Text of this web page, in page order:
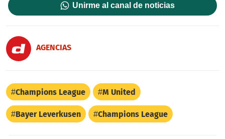
Unirme al canal de noticias
AGENCIAS
Champions League M United
Bayer Leverkusen Champions League